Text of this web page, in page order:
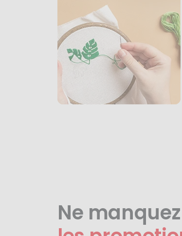
Ne